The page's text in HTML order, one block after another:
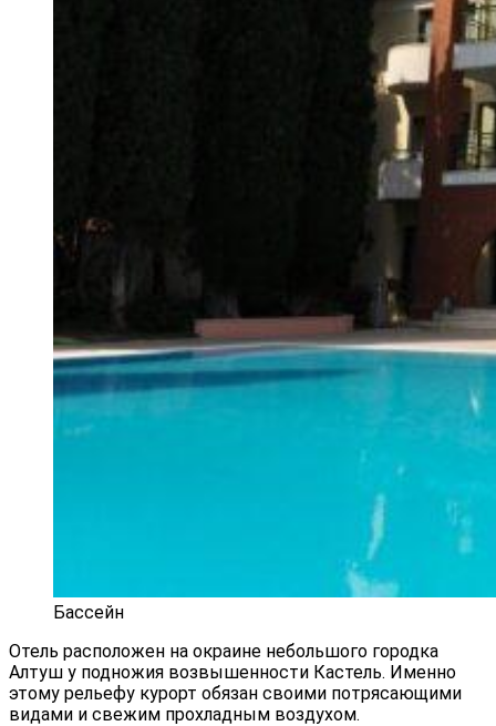
Бассейн
Отель расположен на окраине небольшого городка
Алтуш у подножия возвышенности Кастель. Именно
этому рельефу курорт обязан своими потрясающими
видами и свежим прохладным воздухом.